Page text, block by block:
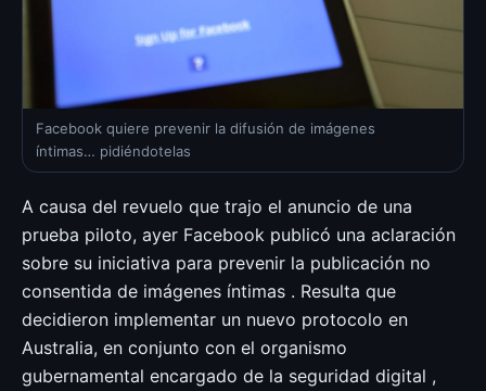
Facebook quiere prevenir la difusión de imágenes
íntimas… pidiéndotelas
A causa del revuelo que trajo el anuncio de una
prueba piloto, ayer Facebook publicó una aclaración
sobre su iniciativa para prevenir la publicación no
consentida de imágenes íntimas . Resulta que
decidieron implementar un nuevo protocolo en
Australia, en conjunto con el organismo
gubernamental encargado de la seguridad digital ,